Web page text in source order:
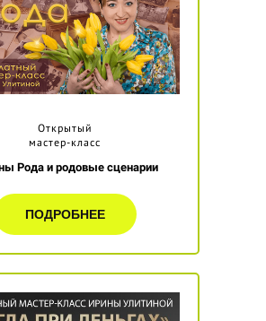
Открытый
мастер-класс
Рода и родовые сценарии
ПОДРОБНЕЕ